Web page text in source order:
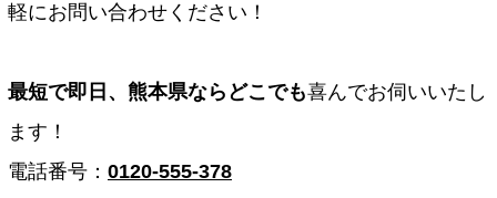
軽にお問い合わせください！
最短で即日、熊本県ならどこでも喜んでお伺いいたし
ます！
電話番号： 0120-555-378